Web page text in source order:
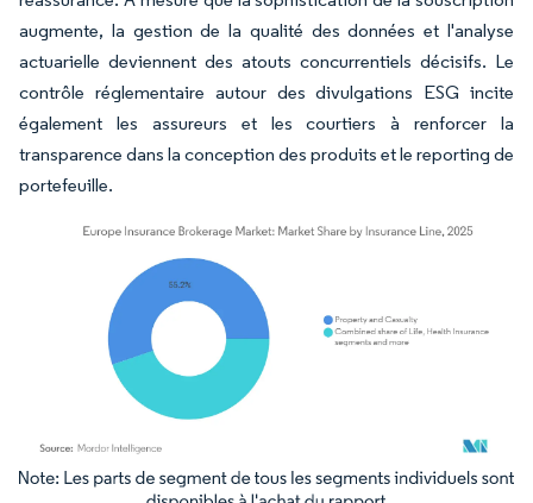
augmente, la gestion de la qualité des données et l'analyse
actuarielle deviennent des atouts concurrentiels décisifs. Le
contrôle réglementaire autour des divulgations ESG incite
également les assureurs et les courtiers à renforcer la
transparence dans la conception des produits et le reporting de
portefeuille.
Image © Mordor Intelligence. La réutilisation nécessite une attribution sous CC BY